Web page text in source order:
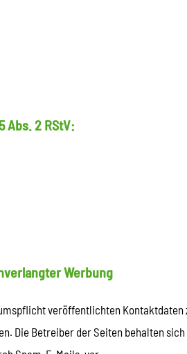
Abs. 2 RStV:
Werbung
veröffentlichten
Die Betreiber der Seiten behalten